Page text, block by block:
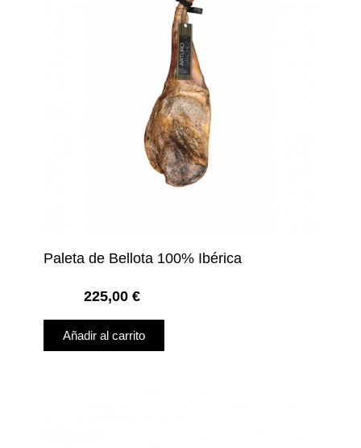
Paleta de Bellota 100% Ibérica
225,00 €
Añadir al carrito